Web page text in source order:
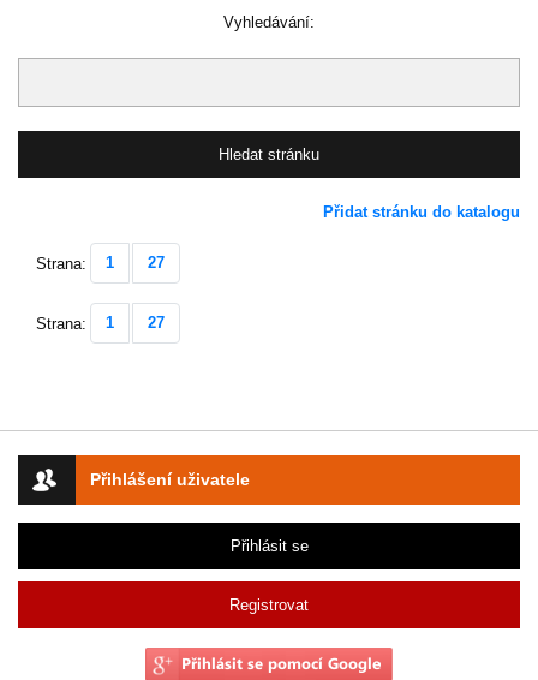
Přihlášení uživatele
Přihlásit se
Registrovat
Vyhledávání:
Přidat stránku do katalogu
Strana: 1 27
Strana: 1 27